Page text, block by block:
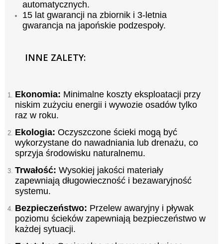
automatycznych.
15 lat gwarancji na zbiornik i 3-letnia
gwarancja na japońskie podzespoły.
INNE ZALETY:
Ekonomia: Minimalne koszty eksploatacji przy
niskim zużyciu energii i wywozie osadów tylko
raz w roku.
Ekologia: Oczyszczone ścieki mogą być
wykorzystane do nawadniania lub drenażu, co
sprzyja środowisku naturalnemu.
Trwałość: Wysokiej jakości materiały
zapewniają długowieczność i bezawaryjność
systemu.
Bezpieczeństwo: Przelew awaryjny i pływak
poziomu ścieków zapewniają bezpieczeństwo w
każdej sytuacji.